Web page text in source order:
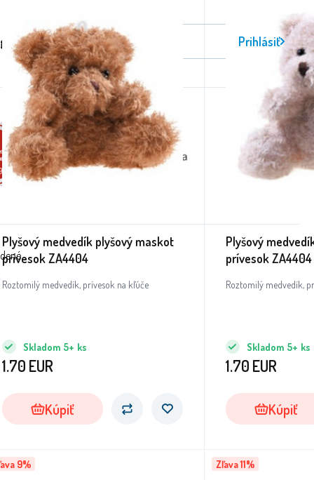
Plyšový medvedík plyšový maskot
prívesok ZA4404
Roztomilý medvedík, prívesok na kľúče
Skladom 5+ ks
1.70 EUR
Kúpiť
Plyšový
prívesok ZA4404
Roztomilý medvedík,
Skladom 5+ ks
1.70 EUR
Kúpiť
9% Zľava 11%
bulletinu Prihlásiť